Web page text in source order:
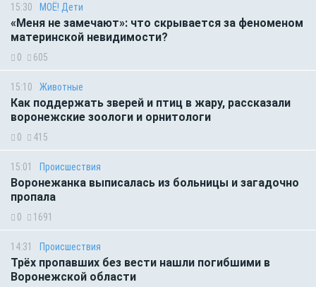
15:30 МОЁ! Дети
«Меня не замечают»: что скрывается за феноменом
материнской невидимости?
0 605
15:10 Животные
Как поддержать зверей и птиц в жару, рассказали
воронежские зоологи и орнитологи
0 415
15:01 Происшествия
Воронежанка выписалась из больницы и загадочно
пропала
0 1691
14:31 Происшествия
Трёх пропавших без вести нашли погибшими в
Воронежской области